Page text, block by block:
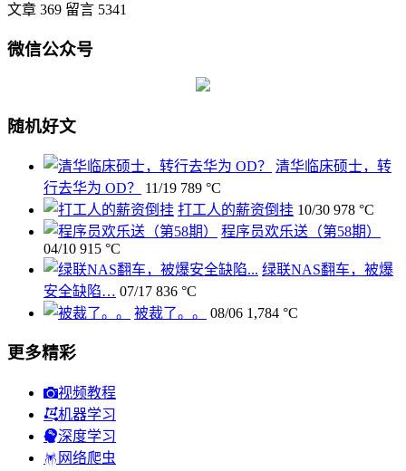
文章 369 留言 5341
微信公众号
随机好文
清华临床硕士，转
行去华为 OD？
11/19 789 °C
打工人的薪资倒挂 10/30 978 °C
程序员欢乐送（第58期）
04/10 915 °C
绿联NAS翻车，被爆
安全缺陷… 07/17 836 °C
被裁了。。
08/06 1,784 °C
更多精彩
视频教程
机器学习
深度学习
网络爬虫